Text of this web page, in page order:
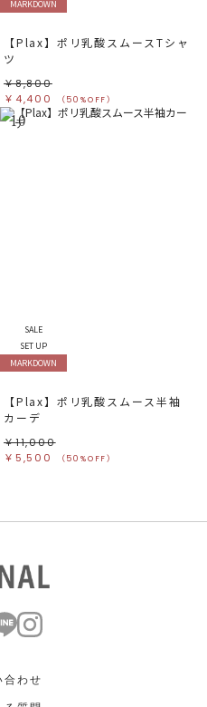
MARKDOWN
【Plax】ポリ乳酸スムースTシャ
ツ
￥8,800
￥4,400
（50%OFF）
10
SALE
SET UP
MARKDOWN
【Plax】ポリ乳酸スムース半袖
カーデ
￥11,000
￥5,500
（50%OFF）
合わせ